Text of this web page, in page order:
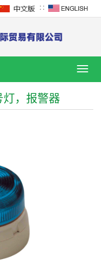
∷
导
，报警器